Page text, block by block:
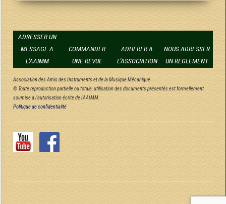
ADRESSER UN
MESSAGE A
L'AAIMM
COMMANDER
UNE REVUE
ADHERER A
L'ASSOCIATION
NOUS ADRESSER
UN REGLEMENT
Association des Amis des Instruments et de la Musique Mécanique
© Toute reproduction partielle ou totale, utilisation des documents présentés est formellement
soumise à l'autorisation écrite de l'AAIMM.
Politique de confidentialité